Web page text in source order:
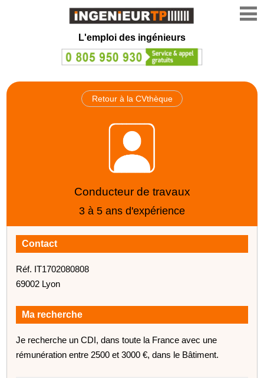
L'emploi des ingénieurs
Retour à la CVthèque
Conducteur de travaux
3 à 5 ans d'expérience
Contact
Réf. IT1702080808
69002 Lyon
Ma recherche
Je recherche un CDI, dans toute la France avec une
rémunération entre 2500 et 3000 €, dans le Bâtiment.